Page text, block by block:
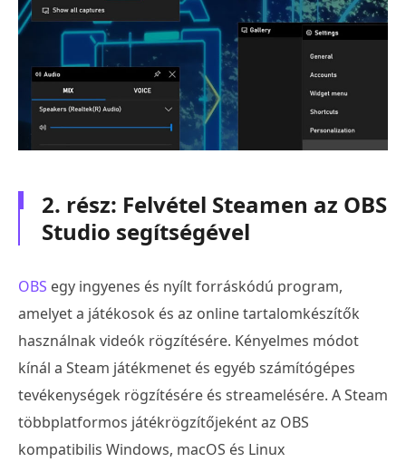
2. rész: Felvétel Steamen az OBS
Studio segítségével
OBS egy ingyenes és nyílt forráskódú program,
amelyet a játékosok és az online tartalomkészítők
használnak videók rögzítésére. Kényelmes módot
kínál a Steam játékmenet és egyéb számítógépes
tevékenységek rögzítésére és streamelésére. A Steam
többplatformos játékrögzítőjeként az OBS
kompatibilis Windows, macOS és Linux